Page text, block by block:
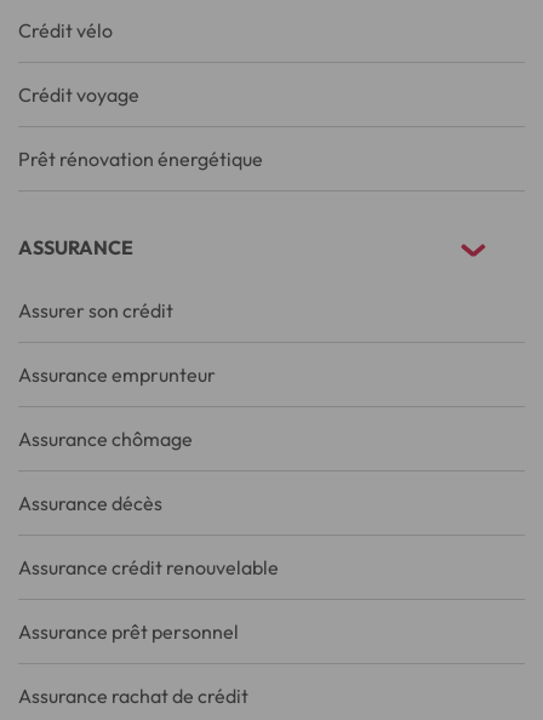
Crédit vélo
Crédit voyage
Prêt rénovation énergétique
ASSURANCE
Assurer son crédit
Assurance emprunteur
Assurance chômage
Assurance décès
Assurance crédit renouvelable
Assurance prêt personnel
Assurance rachat de crédit